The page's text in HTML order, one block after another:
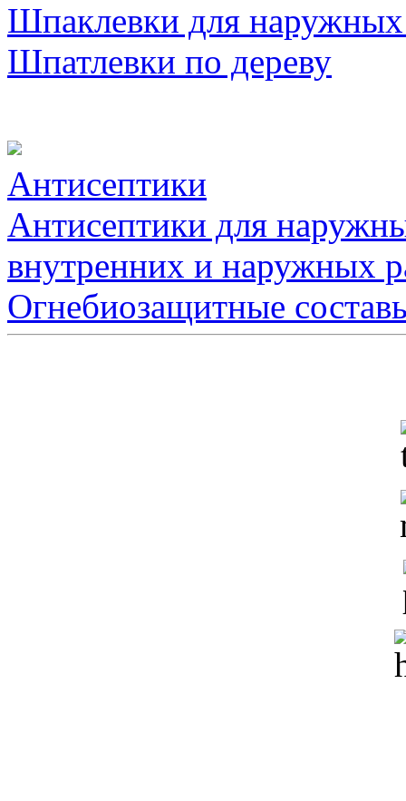
Шпаклевки для наружных
Шпатлевки по дереву
Антисептики
Антисептики для
внутренних и наружных
Огнебиозащитные